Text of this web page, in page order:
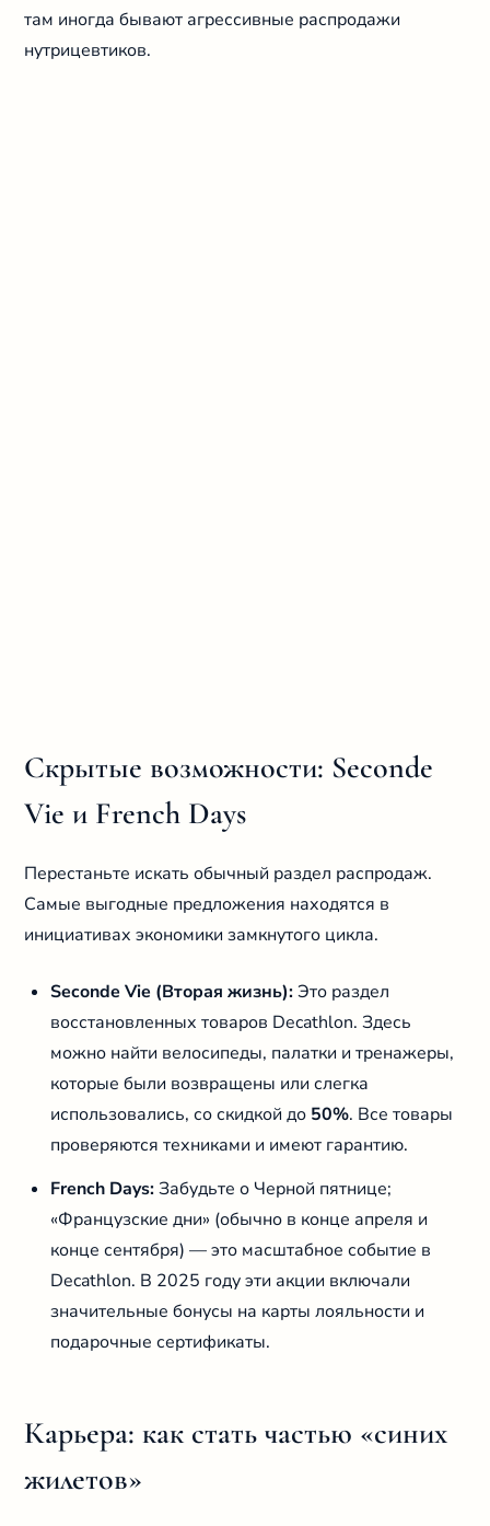
там иногда бывают агрессивные распродажи
нутрицевтиков.
Скрытые возможности: Seconde
Vie и French Days
Перестаньте искать обычный раздел распродаж.
Самые выгодные предложения находятся в
инициативах экономики замкнутого цикла.
Seconde Vie (Вторая жизнь):Это раздел
восстановленных товаров Decathlon. Здесь
можно найти велосипеды, палатки и тренажеры,
которые были возвращены или слегка
использовались, со скидкой до 50%. Все товары
проверяются техниками и имеют гарантию.
French Days:Забудьте о Черной пятнице;
«Французские дни» (обычно в конце апреля и
конце сентября) — это масштабное событие в
Decathlon. В 2025 году эти акции включали
значительные бонусы на карты лояльности и
подарочные сертификаты.
Карьера: как стать частью «синих
жилетов»